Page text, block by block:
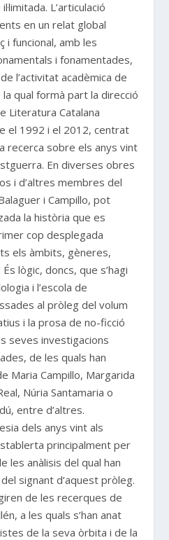
L’articulació
en un relat global
i funcional, amb les
i fonamentades,
l’activitat acadèmica de
la qual formà part la direcció
Literatura Catalana
el 1992 i el 2012, centrat
recerca sobre els anys vint
En diverses obres
i d’altres membres del
i Campillo, pot
la història que es
cop desplegada
els àmbits, gèneres,
lògic, doncs, que s’hagi
i l’escola de
al pròleg del volum
i la prosa de no-ficció
seves investigacions
de les quals han
Maria Campillo, Margarida
Núria Santamaria o
entre d’altres.
dels anys vint als
principalment per
les anàlisis del qual han
signant d’aquest pròleg.
de les recerques de
a les quals s’han anat
de la seva òrbita i de la